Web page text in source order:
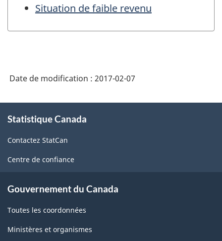
Situation de faible revenu
Date de modification : 2017-02-07
propos
ce
site
Statistique Canada
Contactez StatCan
Centre de confiance
Gouvernement du Canada
Toutes les coordonnées
Ministères et organismes